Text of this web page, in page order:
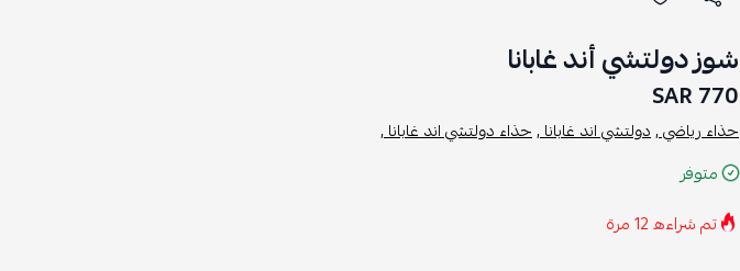
شوز دولتشي أند غابانا
770 SAR
حذاء رياضي ,دولتشي اند غابانا ,حذاء دولتشي اند غابانا ,
متوفر
تم شراءه12مرة